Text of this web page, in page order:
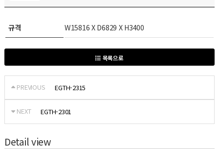
규격 W15816 X D6829 X H3400
목록으로
PREVIOUS EGTH-2315
NEXT EGTH-2301
Detail view